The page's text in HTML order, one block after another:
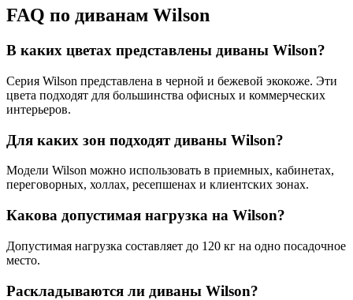
FAQ по диванам Wilson
В каких цветах представлены диваны Wilson?
Серия Wilson представлена в черной и бежевой экокоже. Эти
цвета подходят для большинства офисных и коммерческих
интерьеров.
Для каких зон подходят диваны Wilson?
Модели Wilson можно использовать в приемных, кабинетах,
переговорных, холлах, ресепшенах и клиентских зонах.
Какова допустимая нагрузка на Wilson?
Допустимая нагрузка составляет до 120 кг на одно посадочное
место.
Раскладываются ли диваны Wilson?